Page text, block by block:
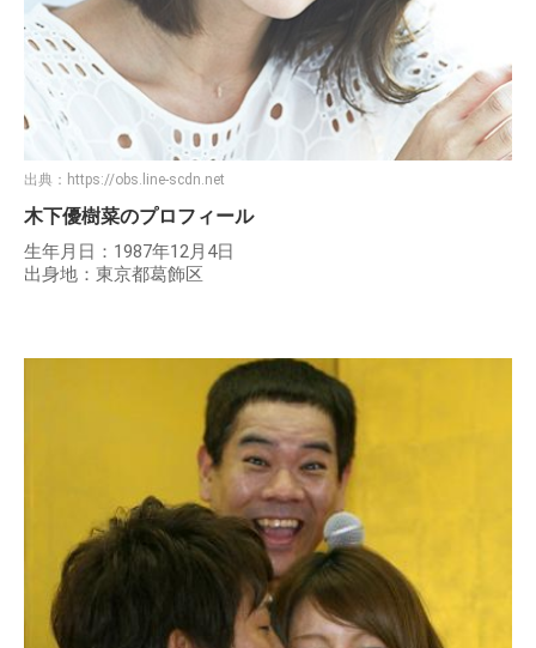
出典： https://obs.line-scdn.net
木下優樹菜のプロフィール
生年月日：1987年12月4日
出身地：東京都葛飾区